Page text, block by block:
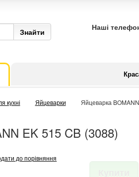
Наші
кухні Яйцеварки Яйцеварка
EK 515 CB (3088)
до порівняння